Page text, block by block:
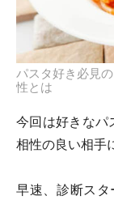
パスタ好き必見
性とは
今回は好きなパ
相性の良い相手
早速、診断ス